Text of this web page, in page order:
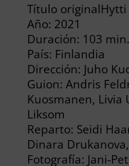
Título originalHytti
Año: 2021
Duración: 103 min.
País: Finlandia
Dirección: Juho
Guion: Andris
Kuosmanen, Livia
Liksom
Reparto: Seidi
Dinara
Fotografía: Jani-